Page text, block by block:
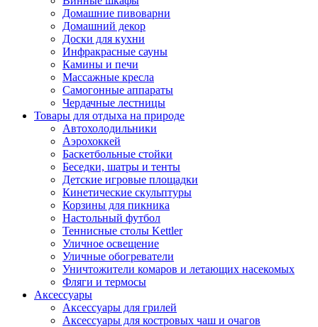
Домашние пивоварни
Домашний декор
Доски для кухни
Инфракрасные сауны
Камины и печи
Массажные кресла
Самогонные аппараты
Чердачные лестницы
Товары для отдыха на природе
Автохолодильники
Аэрохоккей
Баскетбольные стойки
Беседки, шатры и тенты
Детские игровые площадки
Кинетические скульптуры
Корзины для пикника
Настольный футбол
Теннисные столы Kettler
Уличное освещение
Уличные обогреватели
Уничтожители комаров и летающих насекомых
Фляги и термосы
Аксессуары
Аксессуары для грилей
Аксессуары для костровых чаш и очагов